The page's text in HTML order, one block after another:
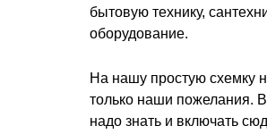
бытовую технику,
оборудование.
На нашу простую схемку
только наши пожелания.
надо знать и включать